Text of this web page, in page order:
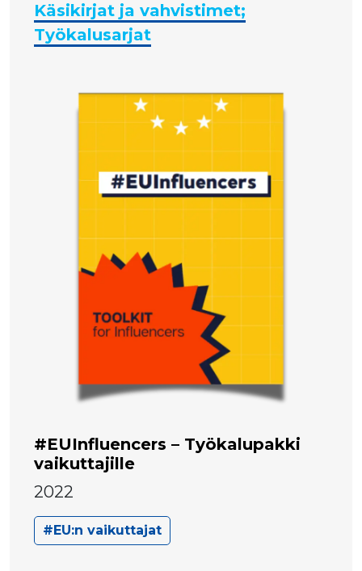
Käsikirjat ja vahvistimet;
Työkalusarjat
#EUInfluencers – Työkalupakki
vaikuttajille
2022
#EU:n vaikuttajat